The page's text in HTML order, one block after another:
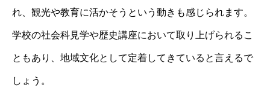
れ、観光や教育に活かそうという動きも感じられます。
学校の社会科見学や歴史講座において取り上げられるこ
ともあり、地域文化として定着してきていると言えるで
しょう。